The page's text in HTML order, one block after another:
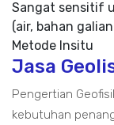
Sangat sensitif
(air, bahan
Metode Insitu
Jasa
Pengertian
kebutuhan